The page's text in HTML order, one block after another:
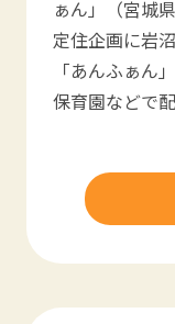
ぁん」（宮城
定住企画に岩
「あんふぁん
保育園などで